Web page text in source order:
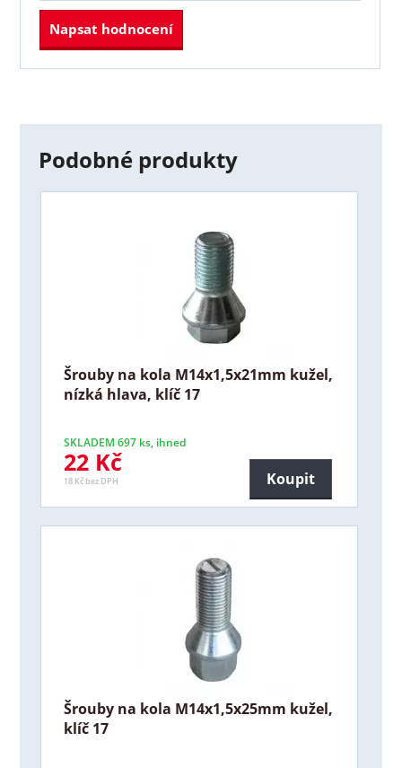
Napsat hodnocení
Podobné produkty
Šrouby na kola M14x1,5x21mm kužel,
nízká hlava, klíč 17
SKLADEM 697 ks, ihned
22 Kč
18 Kč bez DPH Koupit
Šrouby na kola M14x1,5x25mm kužel,
klíč 17